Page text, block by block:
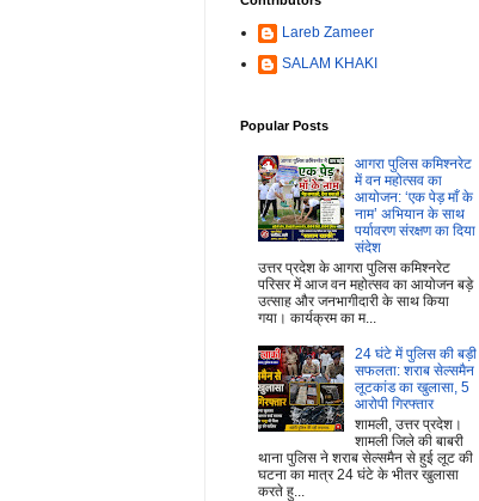
Lareb Zameer
SALAM KHAKI
Popular Posts
आगरा पुलिस कमिश्नरेट
में वन महोत्सव का
आयोजन: ‘एक पेड़ माँ के
नाम’ अभियान के साथ
पर्यावरण संरक्षण का दिया
संदेश
उत्तर प्रदेश के आगरा पुलिस कमिश्नरेट
परिसर में आज वन महोत्सव का आयोजन बड़े
उत्साह और जनभागीदारी के साथ किया
गया। कार्यक्रम का म...
24 घंटे में पुलिस की बड़ी
सफलता: शराब सेल्समैन
लूटकांड का खुलासा, 5
आरोपी गिरफ्तार
शामली, उत्तर प्रदेश।
शामली जिले की बाबरी
थाना पुलिस ने शराब सेल्समैन से हुई लूट की
घटना का मात्र 24 घंटे के भीतर खुलासा
करते हु...